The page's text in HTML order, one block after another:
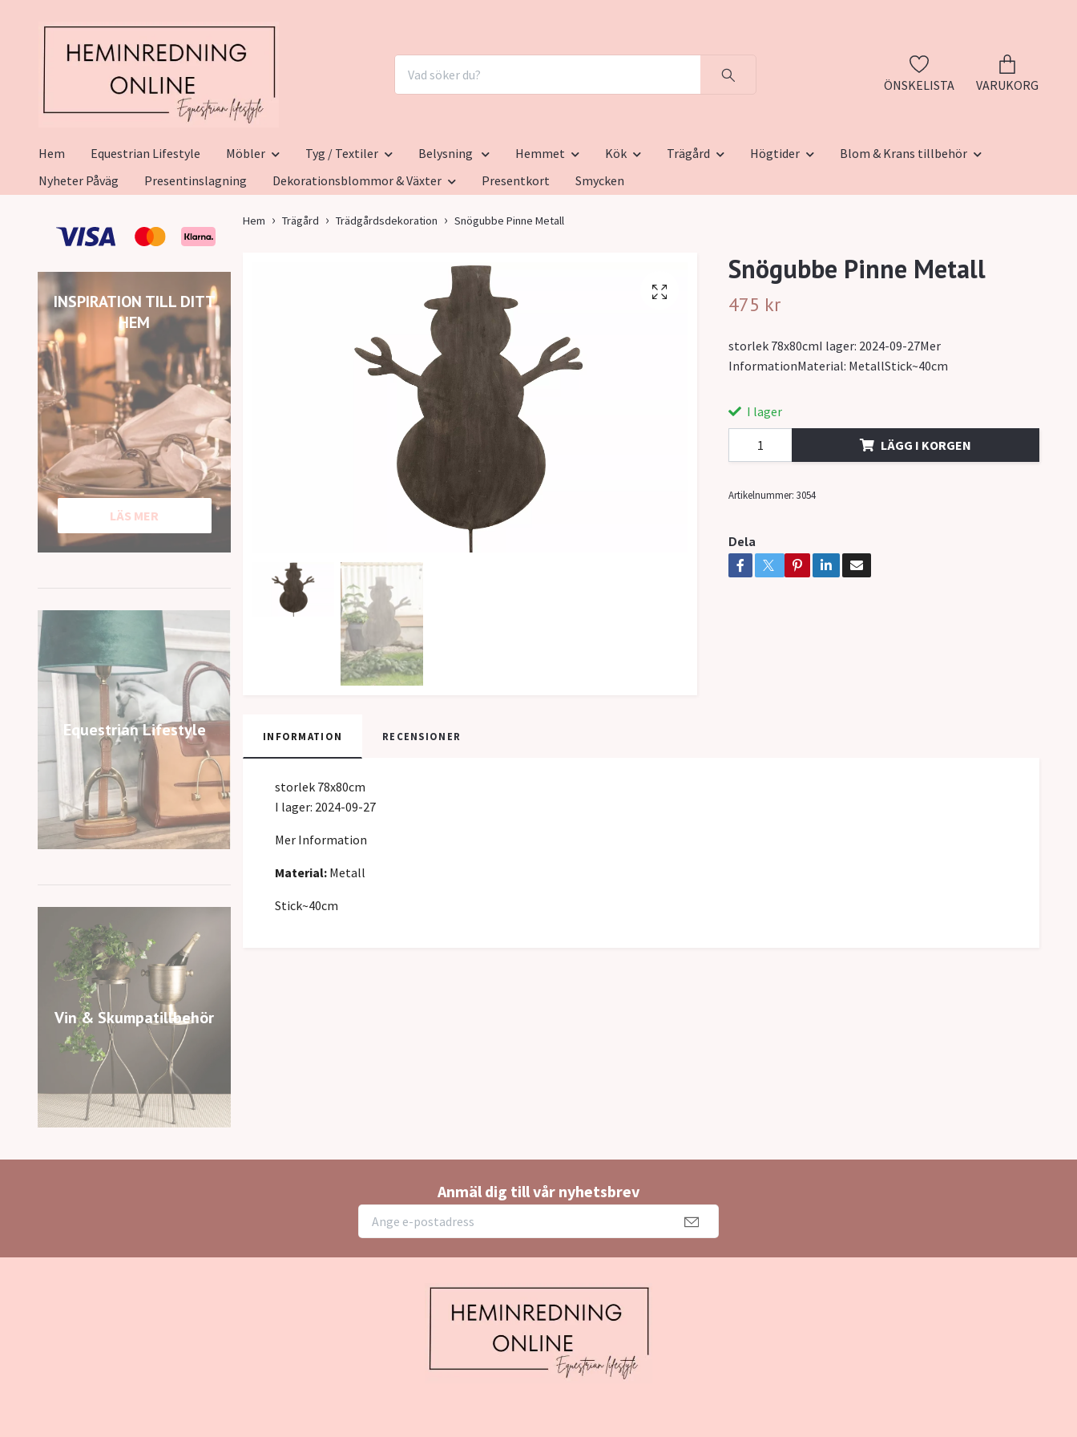
ÖNSKELISTA VARUKORG
Hem Equestrian Lifestyle Möbler Tyg / Textiler Belysning Hemmet Kök Trägård Högtider
Blom & Krans tillbehör
Nyheter Påväg
Presentinslagning Dekorationsblommor & Växter Presentkort Smycken
INSPIRATION TILL DITT
HEM
LÄS MER
Equestrian Lifestyle
Vin & Skumpatillbehör
Hem Trägård Trädgårdsdekoration Snögubbe Pinne Metall
Snögubbe Pinne Metall
475 kr
storlek 78x80cmI lager: 2024-09-27Mer
InformationMaterial: MetallStick~40cm
I lager
LÄGG I KORGEN
Artikelnummer: 3054
Dela
INFORMATION RECENSIONER
storlek 78x80cm
I lager: 2024-09-27
Mer Information
Material: Metall
Stick~40cm
Anmäl dig till vår nyhetsbrev